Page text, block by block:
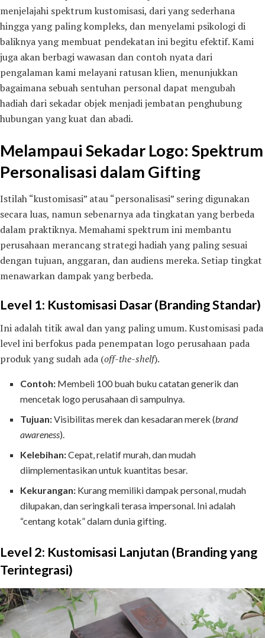
menjelajahi spektrum kustomisasi, dari yang sederhana
hingga yang paling kompleks, dan menyelami psikologi di
baliknya yang membuat pendekatan ini begitu efektif. Kami
juga akan berbagi wawasan dan contoh nyata dari
pengalaman kami melayani ratusan klien, menunjukkan
bagaimana sebuah sentuhan personal dapat mengubah
hadiah dari sekadar objek menjadi jembatan penghubung
hubungan yang kuat dan abadi.
Melampaui Sekadar Logo: Spektrum
Personalisasi dalam Gifting
Istilah “kustomisasi” atau “personalisasi” sering digunakan
secara luas, namun sebenarnya ada tingkatan yang berbeda
dalam praktiknya. Memahami spektrum ini membantu
perusahaan merancang strategi hadiah yang paling sesuai
dengan tujuan, anggaran, dan audiens mereka. Setiap tingkat
menawarkan dampak yang berbeda.
Level 1: Kustomisasi Dasar (Branding Standar)
Ini adalah titik awal dan yang paling umum. Kustomisasi pada
level ini berfokus pada penempatan logo perusahaan pada
produk yang sudah ada (off-the-shelf).
Contoh: Membeli 100 buah buku catatan generik dan
mencetak logo perusahaan di sampulnya.
Tujuan:Visibilitas merek dan kesadaran merek (brand
awareness).
Kelebihan:Cepat, relatif murah, dan mudah
diimplementasikan untuk kuantitas besar.
Kekurangan: Kurang memiliki dampak personal, mudah
dilupakan, dan seringkali terasa impersonal. Ini adalah
“centang kotak” dalam dunia gifting.
Level 2: Kustomisasi Lanjutan (Branding yang
Terintegrasi)